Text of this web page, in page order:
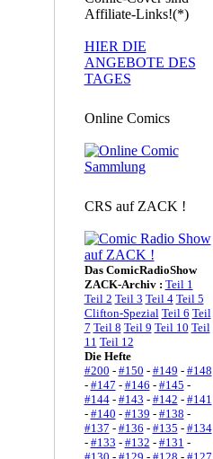
Affiliate-Links!(*)
HIER DIE
ANGEBOTE DES
TAGES
Online Comics
CRS auf ZACK !
Das ComicRadioShow
ZACK-Archiv : Teil 1
Teil 2 Teil 3 Teil 4 Teil 5
Clifton-Spezial Teil 6 Teil
7 Teil 8 Teil 9 Teil 10 Teil
11 Teil 12
Die Hefte
#200 - #150 - #149 - #148
- #147 - #146 - #145 -
#144- #143 - #142 - #141
- #140 - #139 - #138 -
#137 - #136 - #135 - #134
- #133 - #132 - #131 -